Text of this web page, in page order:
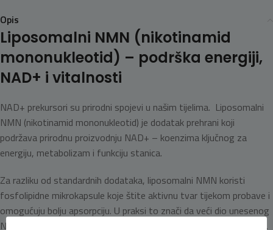
Opis
Liposomalni NMN (nikotinamid
mononukleotid) – podrška energiji,
NAD+ i vitalnosti
NAD+ prekursori su prirodni spojevi u našim tijelima. Liposomalni
NMN (nikotinamid mononukleotid) je dodatak prehrani koji
podržava prirodnu proizvodnju NAD+ – koenzima ključnog za
energiju, metabolizam i funkciju stanica.
Za razliku od standardnih dodataka, liposomalni NMN koristi
fosfolipidne mikrokapsule koje štite aktivnu tvar tijekom probave i
omogućuju bolju apsorpciju. U praksi to znači da veći dio unesenog
NMN-a dolazi u krvotok i stanice, gdje može ostvariti svoj učinak.